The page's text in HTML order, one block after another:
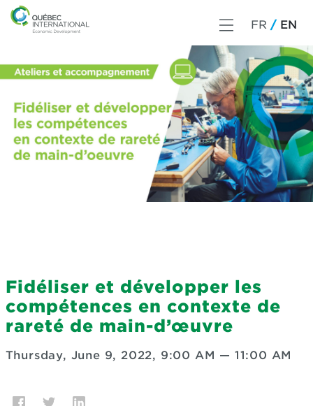
FR EN
Fidéliser et développer les
compétences en contexte de
rareté de main-d’œuvre
Thursday, June 9, 2022, 9:00 AM — 11:00 AM